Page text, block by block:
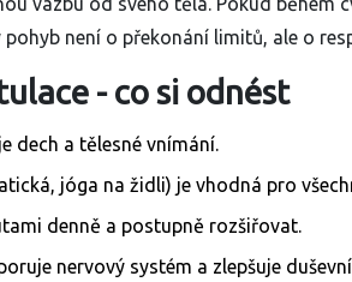
pohyb není o překonání limitů, ale o
- co si odnést
dech a tělesné vnímání.
jóga na židli) je vhodná pro
denně a postupně rozšiřovat.
nervový systém a zlepšuje